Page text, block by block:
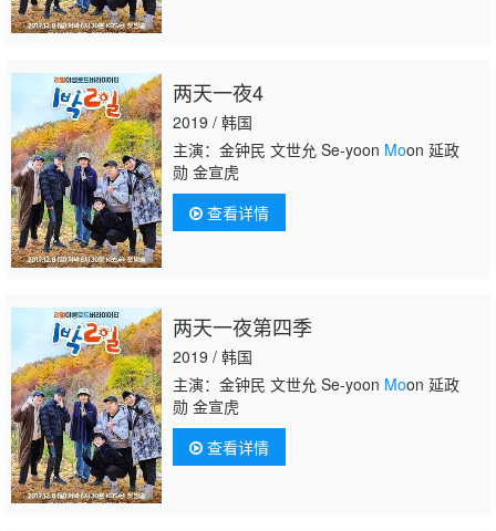
两天一夜4
2019 / 韩国
主演：金钟民 文世允 Se-yoon Moon 延政
勋 金宣虎
查看详情
两天一夜第四季
2019 / 韩国
主演：金钟民 文世允 Se-yoon Moon 延政
勋 金宣虎
查看详情